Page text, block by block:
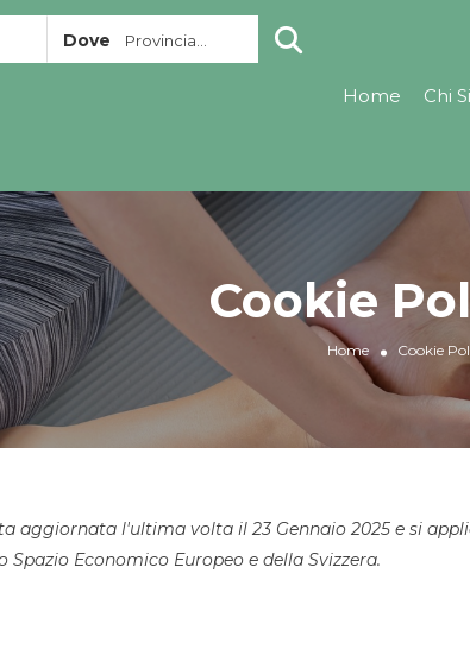
Dove Provincia...
Home Chi
Cookie
Home Cookie
aggiornata l'ultima volta il 23 Gennaio 2025 e si
Economico Europeo e della Svizzera.